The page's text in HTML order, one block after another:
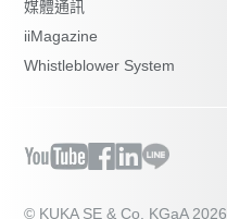
媒體通訊
iiMagazine
Whistleblower System
© KUKA SE & Co. KGaA 2026